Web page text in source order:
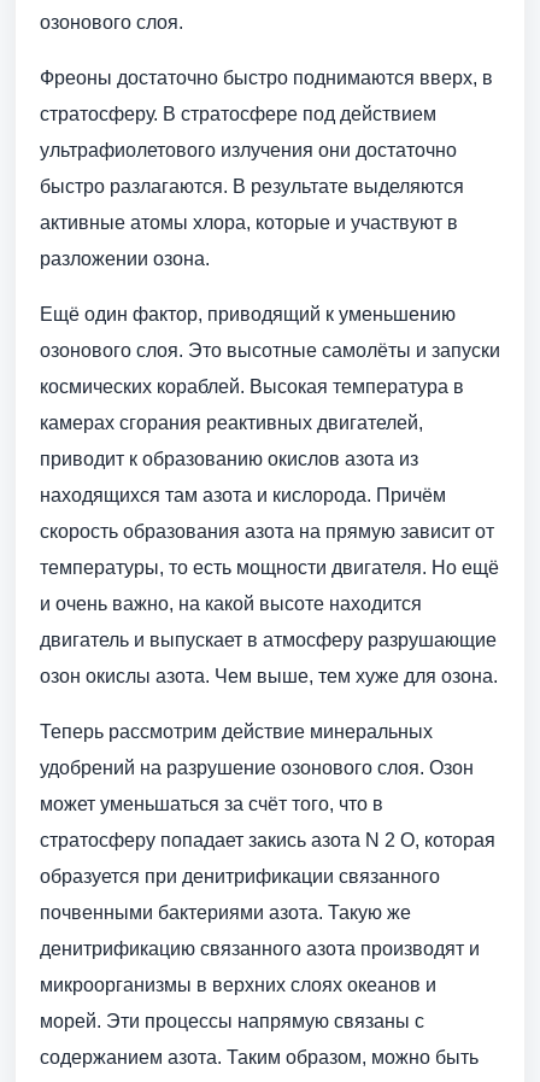
озонового слоя.
Фреоны достаточно быстро поднимаются вверх, в
стратосферу. В стратосфере под действием
ультрафиолетового излучения они достаточно
быстро разлагаются. В результате выделяются
активные атомы хлора, которые и участвуют в
разложении озона.
Ещё один фактор, приводящий к уменьшению
озонового слоя. Это высотные самолёты и запуски
космических кораблей. Высокая температура в
камерах сгорания реактивных двигателей,
приводит к образованию окислов азота из
находящихся там азота и кислорода. Причём
скорость образования азота на прямую зависит от
температуры, то есть мощности двигателя. Но ещё
и очень важно, на какой высоте находится
двигатель и выпускает в атмосферу разрушающие
озон окислы азота. Чем выше, тем хуже для озона.
Теперь рассмотрим действие минеральных
удобрений на разрушение озонового слоя. Озон
может уменьшаться за счёт того, что в
стратосферу попадает закись азота N 2 O, которая
образуется при денитрификации связанного
почвенными бактериями азота. Такую же
денитрификацию связанного азота производят и
микроорганизмы в верхних слоях океанов и
морей. Эти процессы напрямую связаны с
содержанием азота. Таким образом, можно быть